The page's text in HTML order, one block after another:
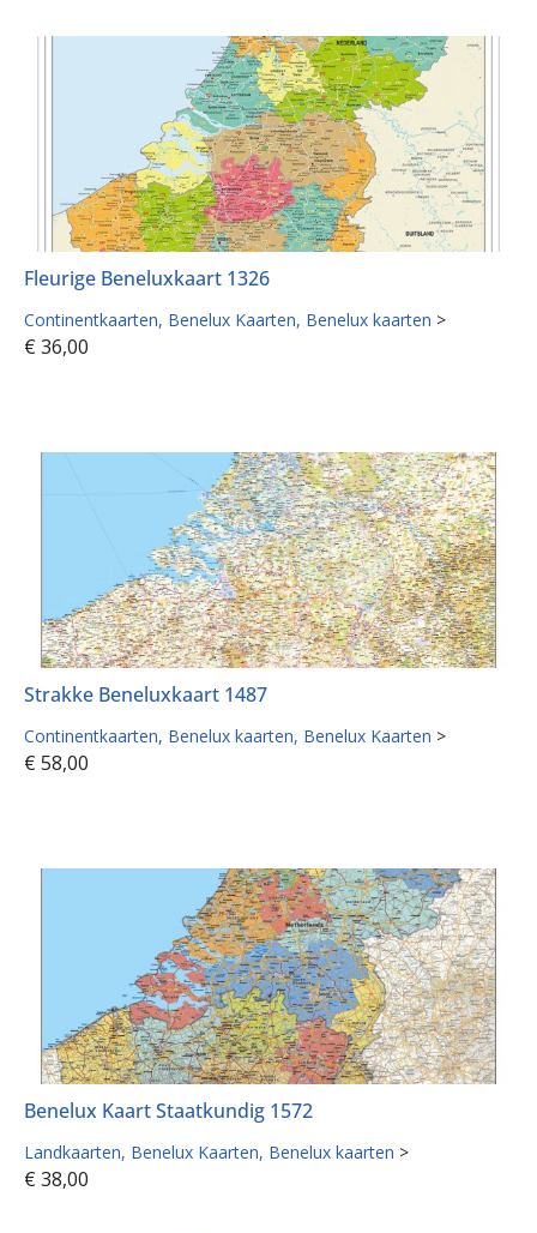
Fleurige Beneluxkaart 1326
Continentkaarten Benelux Kaarten Benelux kaarten >
€ 36,00
Strakke Beneluxkaart 1487
Continentkaarten Benelux kaarten Benelux Kaarten >
€ 58,00
Benelux Kaart Staatkundig 1572
Landkaarten Benelux Kaarten Benelux kaarten >
€ 38,00